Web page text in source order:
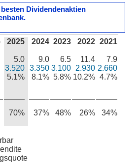
Dividendenaktien
2025
5.0
3.520
5.1%
70%
2024
9.0
3.350
8.1%
37%
2023
6.5
3.100
5.8%
48%
2022
11.4
2.930
10.2%
26%
2021
7.9
2.660
4.7%
34%